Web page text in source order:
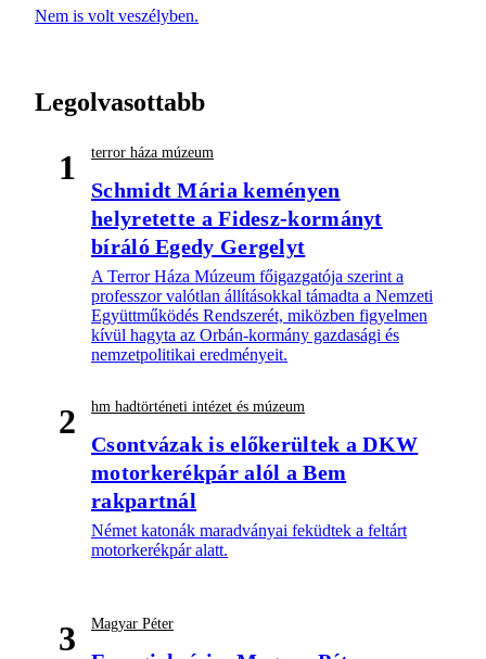
Nem is volt veszélyben.
Legolvasottabb
1 terror háza múzeum
Schmidt Mária keményen
helyretette a Fidesz-kormányt
bíráló Egedy Gergelyt
A Terror Háza Múzeum főigazgatója szerint a
professzor valótlan állításokkal támadta a Nemzeti
Együttműködés Rendszerét, miközben figyelmen
kívül hagyta az Orbán-kormány gazdasági és
nemzetpolitikai eredményeit.
2 hm hadtörténeti intézet és múzeum
Csontvázak is előkerültek a DKW
motorkerékpár alól a Bem
rakpartnál
Német katonák maradványai feküdtek a feltárt
motorkerékpár alatt.
3 Magyar Péter